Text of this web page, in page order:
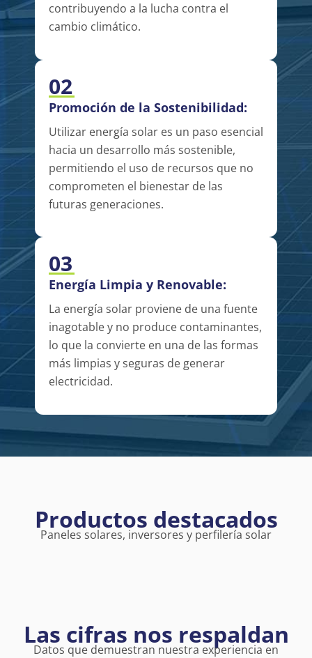
contribuyendo a la lucha contra el
cambio climático.
02
Promoción de la Sostenibilidad:
Utilizar energía solar es un paso esencial
hacia un desarrollo más sostenible,
permitiendo el uso de recursos que no
comprometen el bienestar de las
futuras generaciones.
03
Energía Limpia y Renovable:
La energía solar proviene de una fuente
inagotable y no produce contaminantes,
lo que la convierte en una de las formas
más limpias y seguras de generar
electricidad.
Productos destacados
Paneles solares, inversores y perfilería solar
Las cifras nos respaldan
Datos que demuestran nuestra experiencia en